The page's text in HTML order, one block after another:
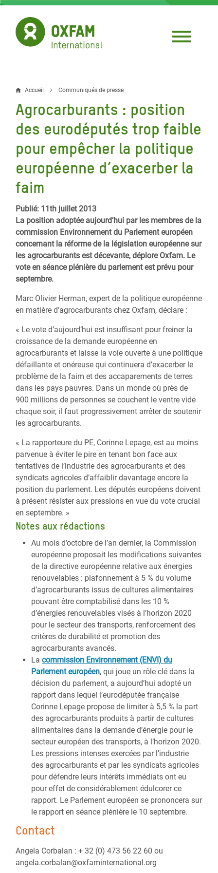
Aller
contenu
principal
Fil
d'Ariane
Accueil Communiqués de presse
Agrocarburants : position
des eurodéputés trop faible
pour empêcher la politique
européenne d’exacerber la
faim
Publié: 11th juillet 2013
La position adoptée aujourd’hui par les membres de la
commission Environnement du Parlement européen
concernant la réforme de la législation européenne sur
les agrocarburants est décevante, déplore Oxfam. Le
vote en séance plénière du parlement est prévu pour
septembre.
Marc Olivier Herman, expert de la politique européenne
en matière d’agrocarburants chez Oxfam, déclare :
« Le vote d’aujourd’hui est insuffisant pour freiner la
croissance de la demande européenne en
agrocarburants et laisse la voie ouverte à une politique
défaillante et onéreuse qui continuera d’exacerber le
problème de la faim et des accaparements de terres
dans les pays pauvres. Dans un monde où près de
900 millions de personnes se couchent le ventre vide
chaque soir, il faut progressivement arrêter de soutenir
les agrocarburants.
« La rapporteure du PE, Corinne Lepage, est au moins
parvenue à éviter le pire en tenant bon face aux
tentatives de l’industrie des agrocarburants et des
syndicats agricoles d’affaiblir davantage encore la
position du parlement. Les députés européens doivent
à présent résister aux pressions en vue du vote crucial
en septembre. »
Notes aux rédactions
Au mois d’octobre de l’an dernier, la Commission
européenne proposait les modifications suivantes
de la directive européenne relative aux énergies
renouvelables : plafonnement à 5 % du volume
d’agrocarburants issus de cultures alimentaires
pouvant être comptabilisé dans les 10 %
d’énergies renouvelables visés à l’horizon 2020
pour le secteur des transports, renforcement des
critères de durabilité et promotion des
agrocarburants avancés.
La commission Environnement (ENVI) du
Parlement européen, qui joue un rôle clé dans la
décision du parlement, a aujourd’hui adopté un
rapport dans lequel l’eurodéputée française
Corinne Lepage propose de limiter à 5,5 % la part
des agrocarburants produits à partir de cultures
alimentaires dans la demande d’énergie pour le
secteur européen des transports, à l’horizon 2020.
Les pressions intenses exercées par l’industrie
des agrocarburants et par les syndicats agricoles
pour défendre leurs intérêts immédiats ont eu
pour effet de considérablement édulcorer ce
rapport. Le Parlement européen se prononcera sur
le rapport en séance plénière le 10 septembre.
Contact
Angela Corbalan : + 32 (0) 473 56 22 60 ou
angela.corbalan@oxfaminternational.org